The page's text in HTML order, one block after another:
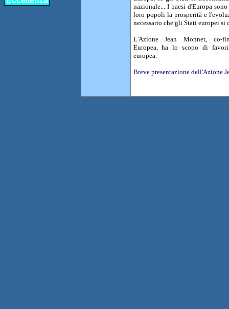
nazionale... I paesi d'Europa
loro popoli la prosperità e
necessario che gli Stati europei si
L'Azione Jean Monnet, co-
Europea, ha lo scopo di
europea.
Breve presentazione dell'Azione